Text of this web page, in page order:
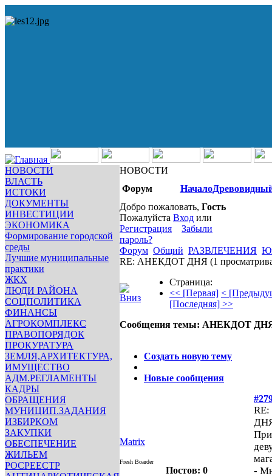
НОВОСТИ
ВЛАСТЬ
ИСТОКИ
ДОКУМЕНТЫ
ИНВЕСТИЦИИ
ЭКОНОМИКА
Формирование городской
среды
Лучшие муниципальные
практики
ЖКХ
ЛЮДИ РАЙОНА
СОЦПОЛИТИКА
ФИНАНСЫ
АГРОКОМПЛЕКС
ПРАВОПОРЯДОК
ПРОКУРАТУРА
ЗЕМЛЯ,АРХИТЕКТУРА,
ИМУЩЕСТВО
АДМ.РЕГЛАМЕНТЫ
КАДРЫ
ОБРАЩЕНИЯ
МУНИЦИП.ЗАДАНИЯ
ИЗБИРКОМ
ЗАКУПКИ
ОБЕСПЕЧЕНИЕ
ЖИЛЬЕМ
РОСРЕЕСТР
НОВОСТИ
Форум
Начало
Добро пожаловать, Гость
Пожалуйста Вход или
Регистрация
Забыли
пароль?
Форум Общий РАЗВЛЕЧЕНИЯ
RE: АНЕКДОТ ДНЯ (1
Страница:
<< [Первая] <
[Последняя] >>
Сообщения темы: АНЕКДОТ
Создать новую тему
Новые сообщения
Matrix
Fresh Boarder
Постов: 0
-